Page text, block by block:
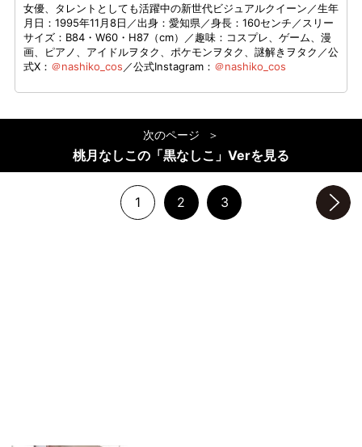
女優、タレントとしても活躍中の新世代ビジュアルクイーン／生年
月日：1995年11月8日／出身：愛知県／身長：160センチ／スリー
サイズ：B84・W60・H87（cm）／趣味：コスプレ、ゲーム、漫
画、ピアノ、アイドルヲタク、ポケモンヲタク、謎解きヲタク／公
式X： ＠nashiko_cos ／公式Instagram： ＠nashiko_cos
次のページ
桃月なしこの「黒なしこ」Verを見る
1 2 3
次のページへ